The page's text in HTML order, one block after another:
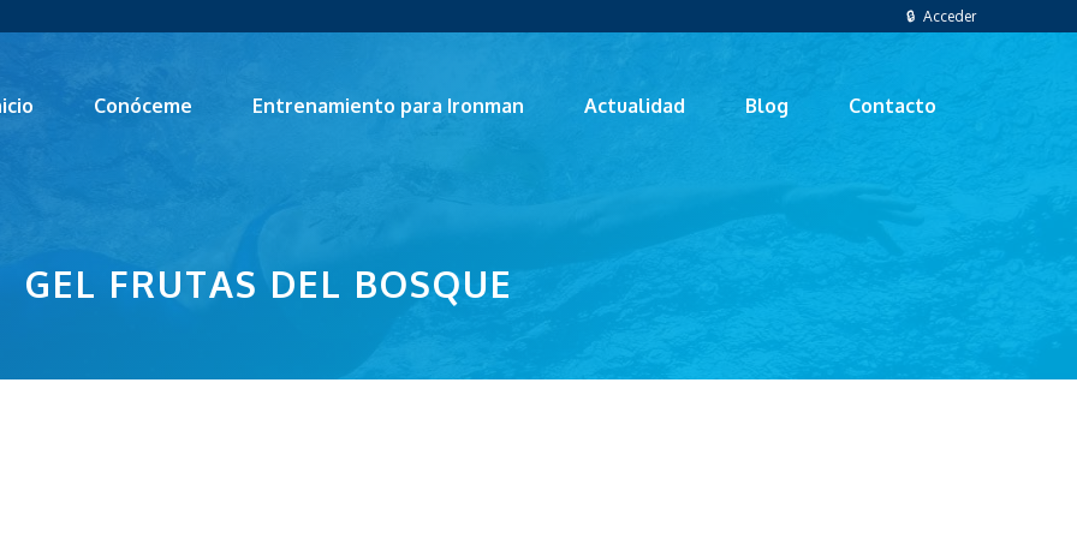
🔒 Acceder
Conóceme Entrenamiento para Ironman Actualidad Blog Contacto
GEL FRUTAS DEL BOSQUE